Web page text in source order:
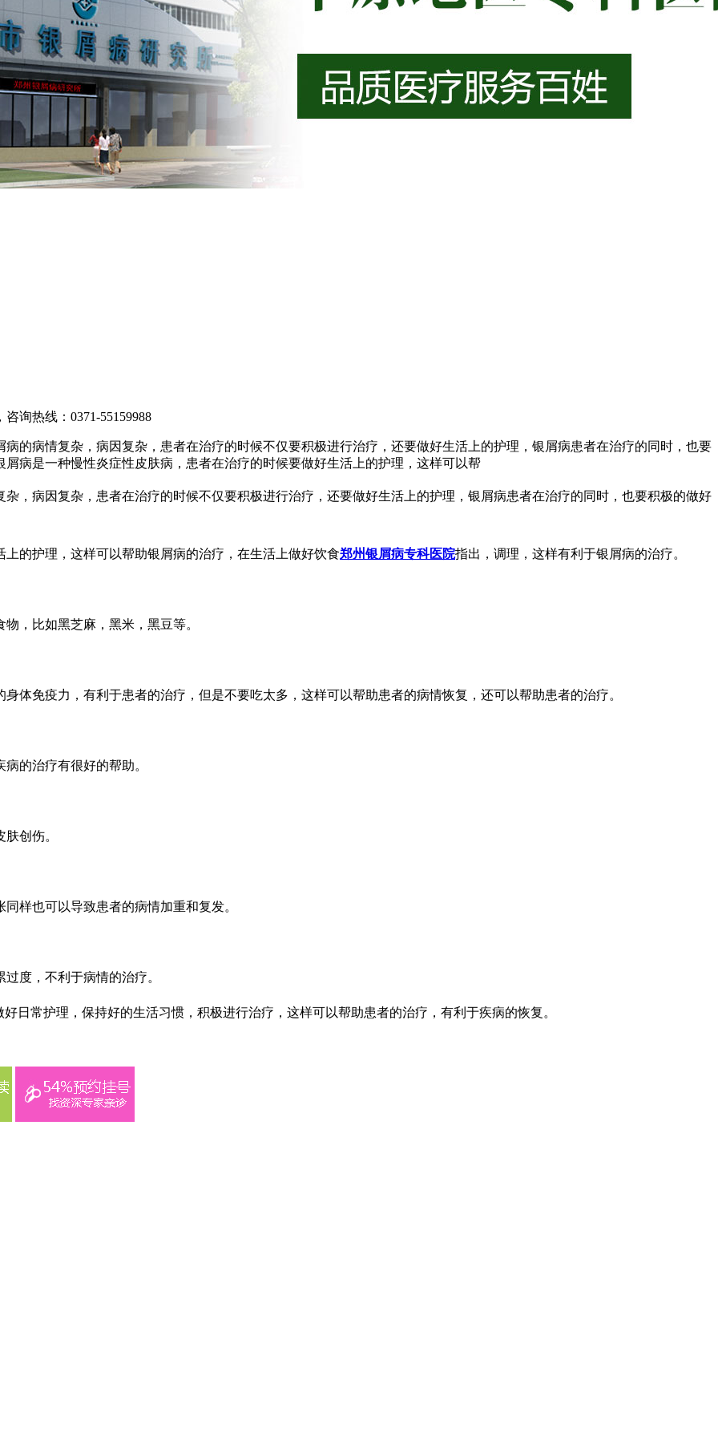
咨询热线： 0371-55159988
的病情复杂，病因复杂，患者在治疗的时候不仅要积极进行治疗，还要做好生活上的护理，银屑病患者在治疗的同时，也要
病是一种慢性炎症性皮肤病，患者在治疗的时候要做好生活上的护理，这样可以帮
，病因复杂，患者在治疗的时候不仅要积极进行治疗，还要做好生活上的护理，银屑病患者在治疗的同时，也要积极的做好
的护理，这样可以帮助银屑病的治疗，在生活上做好饮食郑州银屑病专科医院指出，调理，这样有利于银屑病的治疗。
，比如黑芝麻，黑米，黑豆等。
体免疫力，有利于患者的治疗，但是不要吃太多，这样可以帮助患者的病情恢复，还可以帮助患者的治疗。
的治疗有很好的帮助。
创伤。
样也可以导致患者的病情加重和复发。
度，不利于病情的治疗。
日常护理，保持好的生活习惯，积极进行治疗，这样可以帮助患者的治疗，有利于疾病的恢复。